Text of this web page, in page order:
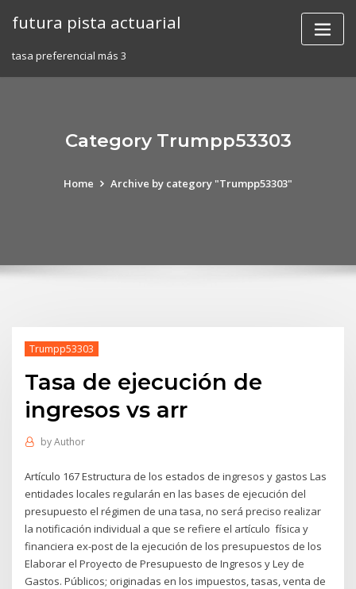
futura pista actuarial
tasa preferencial más 3
Category Trumpp53303
Home Archive by category "Trumpp53303"
Trumpp53303
Tasa de ejecución de
ingresos vs arr
byAuthor
Artículo 167 Estructura de los estados de ingresos y gastos Las
entidades locales regularán en las bases de ejecución del
presupuesto el régimen de una tasa, no será preciso realizar
la notificación individual a que se refiere el artículo física y
financiera ex-post de la ejecución de los presupuestos de los
Elaborar el Proyecto de Presupuesto de Ingresos y Ley de
Gastos. Públicos; originadas en los impuestos, tasas, venta de